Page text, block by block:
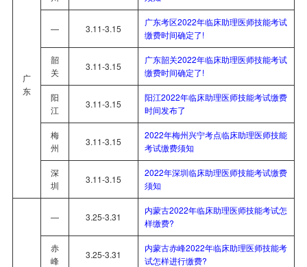
广
东
— 3.11-3.15
广东考区2022年临床助理医师技能考试
缴费时间确定了!
韶
关
3.11-3.15
广东韶关2022年临床助理医师技能考试
缴费时间确定了!
阳
江
3.11-3.15
阳江2022年临床助理医师技能考试缴费
时间发布了
梅
州
3.11-3.15
2022年梅州兴宁考点临床助理医师技能
考试缴费须知
深
圳
3.11-3.15
2022年深圳临床助理医师技能考试缴费
须知
— 3.25-3.31
内蒙古2022年临床助理医师技能考试怎
样缴费?
赤
峰
3.25-3.31
内蒙古赤峰2022年临床助理医师技能考
试怎样进行缴费?